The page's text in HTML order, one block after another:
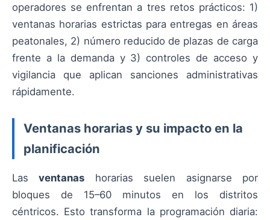
operadores se enfrentan a tres retos prácticos: 1)
ventanas horarias estrictas para entregas en áreas
peatonales, 2) número reducido de plazas de carga
frente a la demanda y 3) controles de acceso y
vigilancia que aplican sanciones administrativas
rápidamente.
Ventanas horarias y su impacto en la
planificación
Lasventanas horarias suelen asignarse por
bloques de 15–60 minutos en los distritos
céntricos. Esto transforma la programación diaria: